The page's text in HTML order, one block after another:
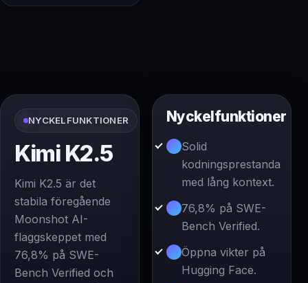
NYCKELFUNKTIONER
Kimi K2.5
Kimi K2.5 är det
stabila föregående
Moonshot AI-
flaggskeppet med
76,8% på SWE-
Bench Verified och
Nyckelfunktioner
Solid
kodningsprestanda
med lång kontext.
76,8% på SWE-
Bench Verified.
Öppna vikter på
Hugging Face.